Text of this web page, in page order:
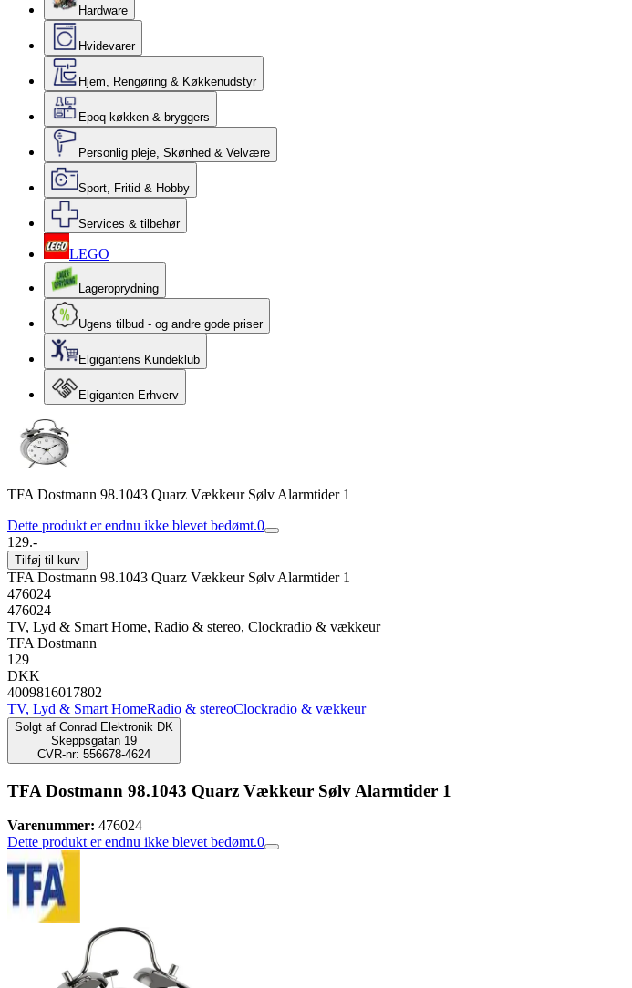
Hardware
Hvidevarer
Hjem, Rengøring & Køkkenudstyr
Epoq køkken & bryggers
Personlig pleje, Skønhed & Velvære
Sport, Fritid & Hobby
Services & tilbehør
LEGO
Lageroprydning
Ugens tilbud - og andre gode priser
Elgigantens Kundeklub
Elgiganten Erhverv
TFA Dostmann 98.1043 Quarz Vækkeur Sølv Alarmtider 1
Dette produkt er endnu ikke blevet bedømt.0
129.-
Tilføj til kurv
TFA Dostmann 98.1043 Quarz Vækkeur Sølv Alarmtider 1
476024
476024
TV, Lyd & Smart Home, Radio & stereo, Clockradio & vækkeur
TFA Dostmann
129
DKK
4009816017802
TV, Lyd & Smart HomeRadio & stereoClockradio & vækkeur
Solgt af Conrad Elektronik DK
Skeppsgatan 19
CVR-nr: 556678-4624
TFA Dostmann 98.1043 Quarz Vækkeur Sølv Alarmtider 1
Varenummer: 476024
Dette produkt er endnu ikke blevet bedømt.0